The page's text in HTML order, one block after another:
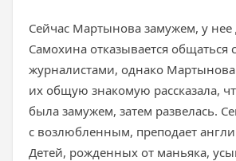
Сейчас Мартынова замужем, у нее
Самохина отказывается общаться с
журналистами, однако
их общую знакомую рассказала,
была замужем, затем развелась.
с возлюбленным, преподает
Детей, рожденных от маньяка,